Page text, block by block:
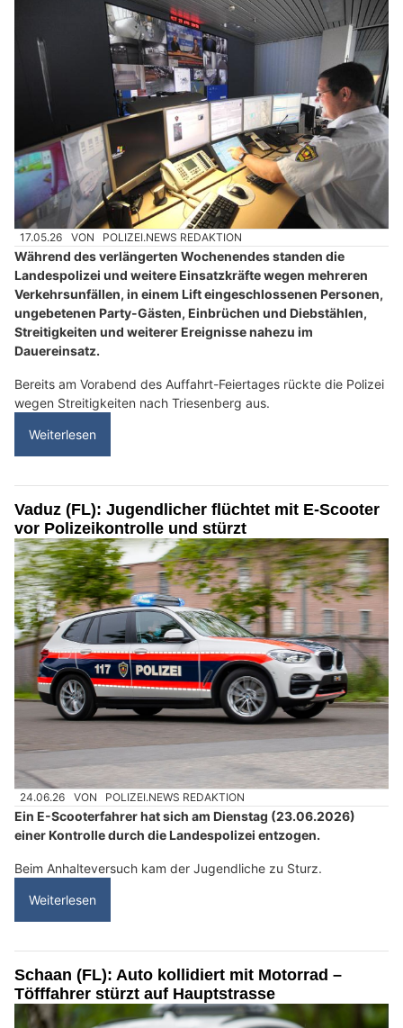
17.05.26 VON POLIZEI.NEWS REDAKTION
Während des verlängerten Wochenendes standen die
Landespolizei und weitere Einsatzkräfte wegen mehreren
Verkehrsunfällen, in einem Lift eingeschlossenen Personen,
ungebetenen Party-Gästen, Einbrüchen und Diebstählen,
Streitigkeiten und weiterer Ereignisse nahezu im
Dauereinsatz.
Bereits am Vorabend des Auffahrt-Feiertages rückte die Polizei
wegen Streitigkeiten nach Triesenberg aus.
Weiterlesen
Vaduz (FL): Jugendlicher flüchtet mit E-Scooter
vor Polizeikontrolle und stürzt
24.06.26 VON POLIZEI.NEWS REDAKTION
Ein E-Scooterfahrer hat sich am Dienstag (23.06.2026)
einer Kontrolle durch die Landespolizei entzogen.
Beim Anhalteversuch kam der Jugendliche zu Sturz.
Weiterlesen
Schaan (FL): Auto kollidiert mit Motorrad –
Töfffahrer stürzt auf Hauptstrasse